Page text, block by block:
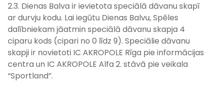
2.3. Dienas Balva ir ievietota speciālā dāvanu skapī
ar durvju kodu. Lai iegūtu Dienas Balvu, Spēles
dalībniekam jāatmin speciālā dāvanu skapja 4
ciparu kods (cipari no 0 līdz 9). Speciālie dāvanu
skapji ir novietoti IC AKROPOLE Rīga pie informācijas
centra un IC AKROPOLE Alfa 2. stāvā pie veikala
“Sportland”.